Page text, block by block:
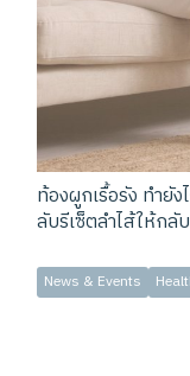
ท้องผูกเรื้อรัง ทำยั
ลับรีเซ็ตลำไส้ให้กลั
News & Events